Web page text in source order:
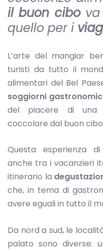
il buon cibova
quello per i
L’arte del mangiar
turisti da tutto il
alimentari del Bel
soggiorni
del piacere di una
coccolare dal buon
Questa esperienza
anche tra i vacanzieri
itinerario la
che, in tema di
avere eguali in tutto il
Da nord a sud, le
palato sono diverse: